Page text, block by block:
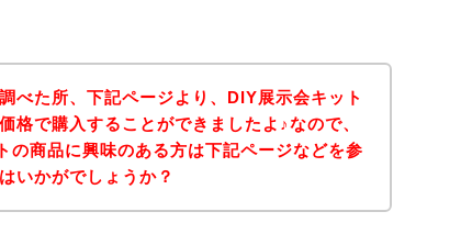
べた所、下記ページより、DIY展示会キット
格で購入することができましたよ♪なので、
の商品に興味のある方は下記ページなどを参
いかがでしょうか？